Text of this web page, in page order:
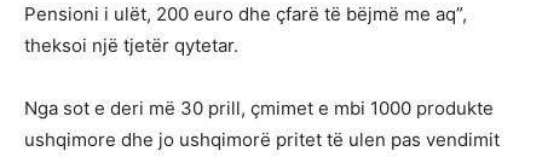
Pensioni i ulët, 200 euro dhe çfarë të bëjmë me aq”,
theksoi një tjetër qytetar.
Nga sot e deri më 30 prill, çmimet e mbi 1000 produkte
ushqimore dhe jo ushqimorë pritet të ulen pas vendimit